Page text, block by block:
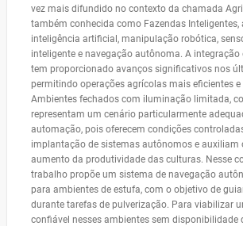
vez mais difundido no contexto da chamada
também conhecida como Fazendas Inteligentes,
inteligência artificial, manipulação robótica,
inteligente e navegação autônoma. A
tem proporcionado avanços significativos nos
permitindo operações agrícolas mais eficientes e
Ambientes fechados com iluminação limitada,
representam um cenário particularmente
automação, pois oferecem condições
implantação de sistemas autônomos e auxiliam
aumento da produtividade das culturas. Nesse
trabalho propõe um sistema de navegação
para ambientes de estufa, com o objetivo de
durante tarefas de pulverização. Para viabilizar
confiável nesses ambientes sem disponibilidade